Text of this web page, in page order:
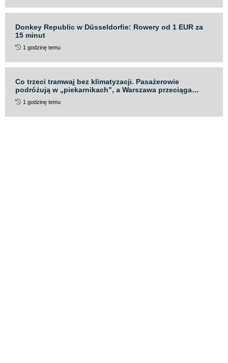
Donkey Republic w Düsseldorfie: Rowery od 1 EUR za
15 minut
1 godzinę temu
Co trzeci tramwaj bez klimatyzacji. Pasażerowie
podróżują w „piekarnikach”, a Warszawa przeciąga
przetarg
1 godzinę temu